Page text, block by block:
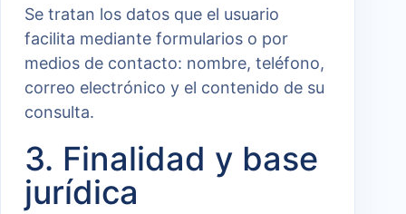
Se tratan los datos que el usuario
facilita mediante formularios o por
medios de contacto: nombre, teléfono,
correo electrónico y el contenido de su
consulta.
3. Finalidad y base
jurídica